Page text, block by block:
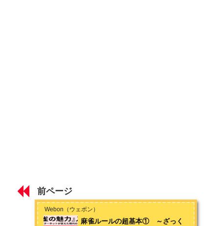
麻雀サークルとは ～麻雀仲間が見つかる～
健康麻雀とは ～飲まない吸わない賭けない～
前ページ
Webon（ウェボン）
麻雀ルールの超基本① ～ざっく